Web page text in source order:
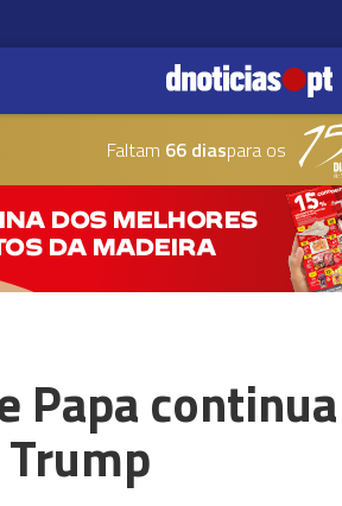
Faltam 66 diaspara os
Papa